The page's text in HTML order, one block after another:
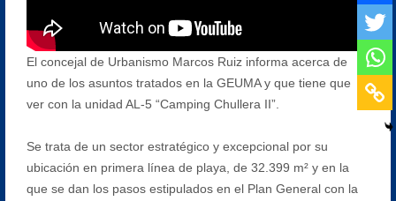
El concejal de Urbanismo Marcos Ruiz informa acerca de
uno de los asuntos tratados en la GEUMA y que tiene que
ver con la unidad AL-5 “Camping Chullera II”.
Se trata de un sector estratégico y excepcional por su
ubicación en primera línea de playa, de 32.399 m² y en la
que se dan los pasos estipulados en el Plan General con la